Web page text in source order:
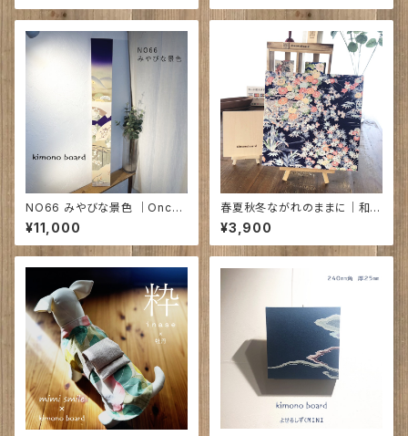
NO66 みやびな景色 ｜Once
upon a time in Japan... 古
布
¥11,000
春夏秋冬ながれのままに｜和の
装いファブリックパネル
¥3,900